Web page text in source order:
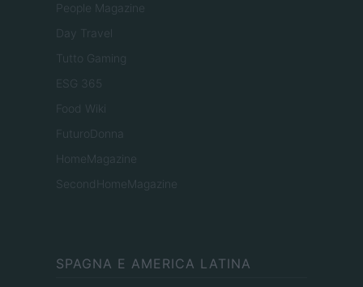
People Magazine
Day Travel
Tutto Gaming
ESG 365
Food Wiki
FuturoDonna
HomeMagazine
SecondHomeMagazine
SPAGNA E AMERICA LATINA